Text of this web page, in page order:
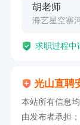
胡老师
海艺星空寨
求职过程中
光山直聘
本站所有信息
由发布者承担